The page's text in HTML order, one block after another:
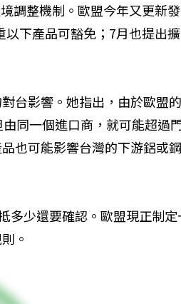
調整機制。歐盟今年又更新
下產品可豁免；7月也提出
台影響。她指出，由於歐盟
同一個進口商，就可能超過
也可能影響台灣的下游鋁或
多少還要確認。歐盟現正制
。